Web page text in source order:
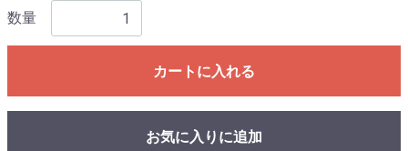
数量
カートに入れる
お気に入りに追加